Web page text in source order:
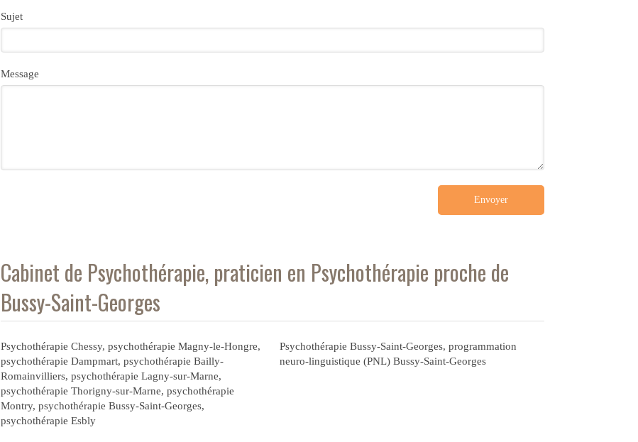
Sujet
Message
Envoyer
Cabinet de Psychothérapie, praticien en Psychothérapie proche de
Bussy-Saint-Georges
Psychothérapie Chessy, psychothérapie Magny-le-Hongre,
psychothérapie Dampmart, psychothérapie Bailly-
Romainvilliers, psychothérapie Lagny-sur-Marne,
psychothérapie Thorigny-sur-Marne, psychothérapie
Montry, psychothérapie Bussy-Saint-Georges,
psychothérapie Esbly
Psychothérapie Bussy-Saint-Georges, programmation
neuro-linguistique (PNL) Bussy-Saint-Georges